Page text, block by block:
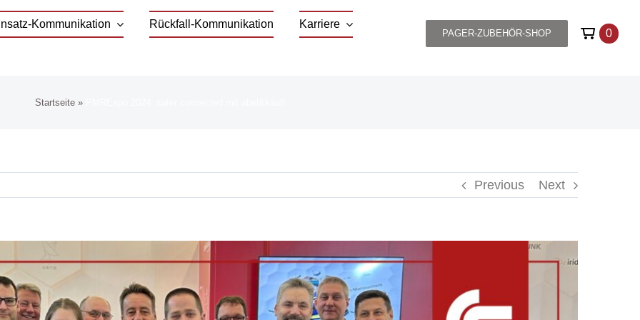
Kommunikation Rückfall-Kommunikation Karriere
PAGER-ZUBEHÖR-SHOP 0
Startseite »
Previous Next